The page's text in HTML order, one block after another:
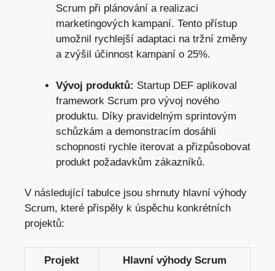
Scrum při plánování a realizaci
marketingových kampaní. Tento přístup
umožnil rychlejší adaptaci na tržní změny
a zvýšil účinnost kampaní o 25%.
Vývoj produktů: Startup DEF aplikoval
framework Scrum pro vývoj nového
produktu. Díky pravidelným sprintovým
schůzkám a demonstracím dosáhli
schopnosti rychle iterovat a přizpůsobovat
produkt požadavkům zákazníků.
V následující tabulce jsou shrnuty hlavní výhody
Scrum, které přispěly k úspěchu konkrétních
projektů:
Projekt Hlavní výhody Scrum